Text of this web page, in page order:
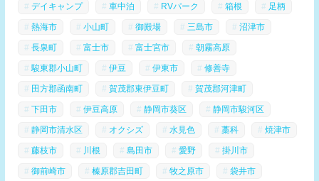
デイキャンプ 車中泊 RVパーク 箱根 足柄
熱海市 小山町 御殿場 三島市 沼津市
長泉町 富士市 富士宮市 朝霧高原
駿東郡小山町 伊豆 伊東市 修善寺
田方郡函南町 賀茂郡東伊豆町 賀茂郡河津町
下田市 伊豆高原 静岡市葵区 静岡市駿河区
静岡市清水区 オクシズ 水見色 藁科 焼津市
藤枝市 川根 島田市 愛野 掛川市
御前崎市 榛原郡吉田町 牧之原市 袋井市